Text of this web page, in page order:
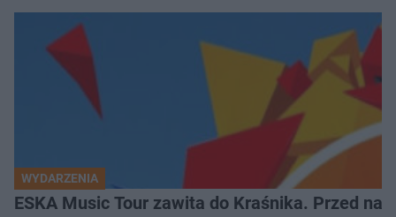
WYDARZENIA
ESKA Music Tour zawita do Kraśnika. Przed